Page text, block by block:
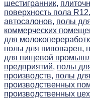
шестигранник,
поверхность пола R12,
автосалонов, полы
коммерческих
для
полы для пивоварен,
для пищевой
предприятий, полы
производств, полы
производственных
производственных